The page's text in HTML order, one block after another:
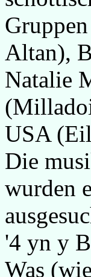
Altan),
Natalie
USA
Die
wurden
'4 yn y
Was